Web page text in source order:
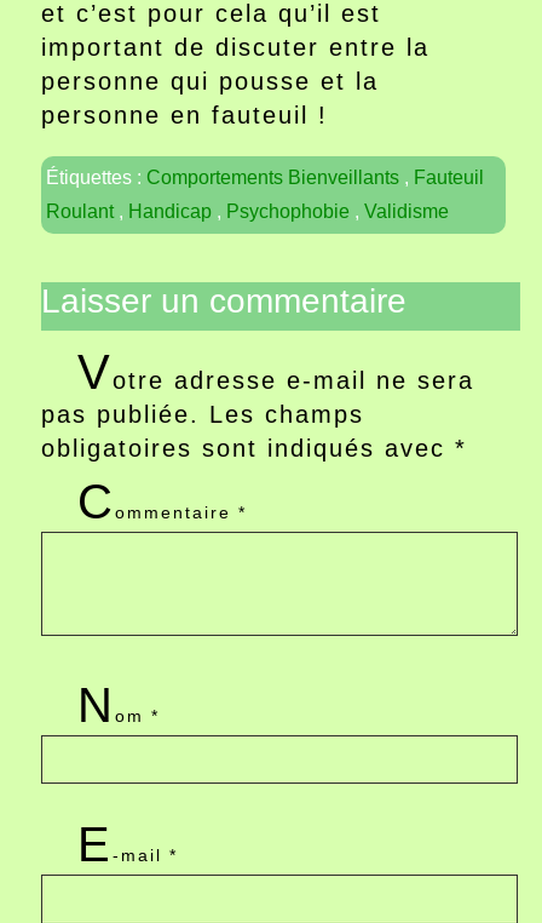
et c’est pour cela qu’il est
important de discuter entre la
personne qui pousse et la
personne en fauteuil !
Étiquettes : Comportements Bienveillants , Fauteuil
Roulant , Handicap , Psychophobie ,Validisme
Laisser un commentaire
Votre adresse e-mail ne sera
pas publiée. Les champs
obligatoires sont indiqués avec*
Commentaire*
Nom*
E-mail*